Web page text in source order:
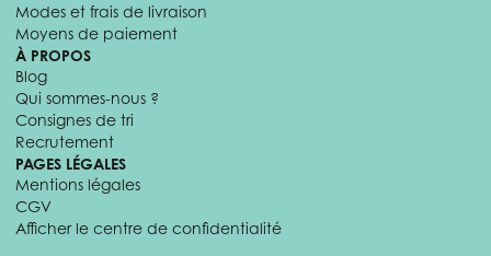
Modes et frais de livraison
Moyens de paiement
À PROPOS
Blog
Qui sommes-nous ?
Consignes de tri
Recrutement
PAGES LÉGALES
Mentions légales
CGV
Afficher le centre de confidentialité